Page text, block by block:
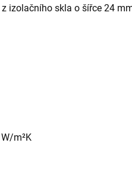
izolačního skla o šířce 24
m²K